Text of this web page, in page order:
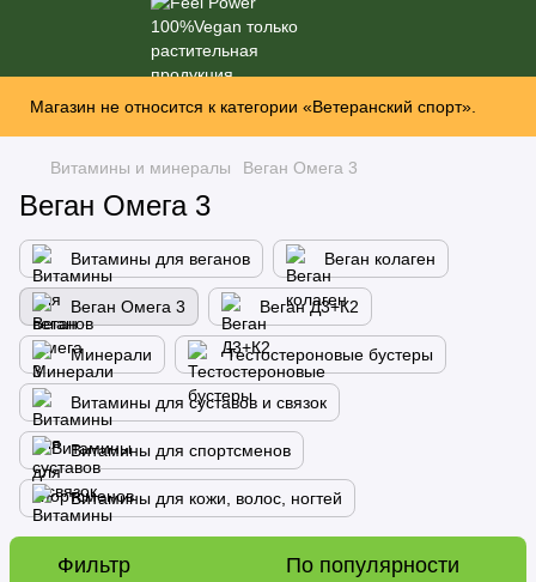
Магазин не относится к категории «Ветеранский спорт».
Витамины и минералы Веган Омега 3
Веган Омега 3
Витамины для веганов Веган колаген
Веган Омега 3 Веган Д3+К2
Минерали Тестостероновые бустеры
Витамины для суставов и связок
Витамины для спортсменов
Витамины для кожи, волос, ногтей
Фильтр По популярности